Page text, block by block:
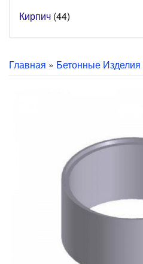
Кирпич (44)
Главная » Бетонные Изделия